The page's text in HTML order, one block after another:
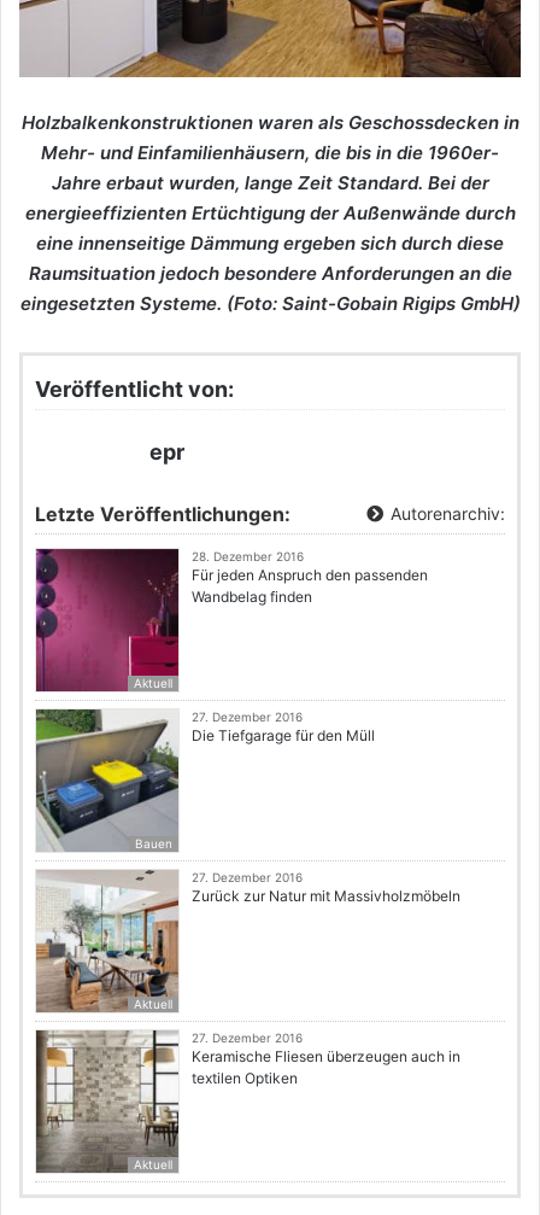
Holzbalkenkonstruktionen waren als Geschossdecken in
Mehr- und Einfamilienhäusern, die bis in die 1960er-
Jahre erbaut wurden, lange Zeit Standard. Bei der
energieeffizienten Ertüchtigung der Außenwände durch
eine innenseitige Dämmung ergeben sich durch diese
Raumsituation jedoch besondere Anforderungen an die
eingesetzten Systeme. (Foto: Saint-Gobain Rigips GmbH)
Veröffentlicht von:
epr
Letzte Veröffentlichungen: Autorenarchiv:
Aktuell
28. Dezember 2016
Für jeden Anspruch den passenden
Wandbelag finden
Bauen
27. Dezember 2016
Die Tiefgarage für den Müll
Aktuell
27. Dezember 2016
Zurück zur Natur mit Massivholzmöbeln
Aktuell
27. Dezember 2016
Keramische Fliesen überzeugen auch in
textilen Optiken